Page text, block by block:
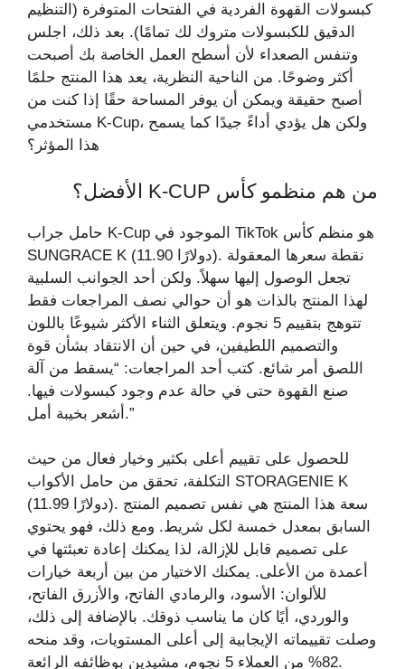
كبسولات القهوة الفردية في الفتحات المتوفرة (التنظيم
الدقيق للكبسولات متروك لك تمامًا). بعد ذلك، اجلس
وتنفس الصعداء لأن أسطح العمل الخاصة بك أصبحت
أكثر وضوحًا. من الناحية النظرية، يعد هذا المنتج حلمًا
أصبح حقيقة ويمكن أن يوفر المساحة حقًا إذا كنت من
مستخدمي K-Cup، ولكن هل يؤدي أداءً جيدًا كما يسمح
هذا المؤثر؟
من هم منظمو كأس K-CUP الأفضل؟
حامل جراب K-Cup الموجود في TikTok هو منظم كأس
SUNGRACE K (11.90 دولارًا). نقطة سعرها المعقولة
تجعل الوصول إليها سهلاً. ولكن أحد الجوانب السلبية
لهذا المنتج بالذات هو أن حوالي نصف المراجعات فقط
تتوهج بتقييم 5 نجوم. ويتعلق الثناء الأكثر شيوعًا باللون
والتصميم اللطيفين، في حين أن الانتقاد بشأن قوة
اللصق أمر شائع. كتب أحد المراجعات: “يسقط من آلة
صنع القهوة حتى في حالة عدم وجود كبسولات فيها.
أشعر بخيبة أمل.”
للحصول على تقييم أعلى بكثير وخيار فعال من حيث
التكلفة، تحقق من حامل الأكواب STORAGENIE K
(11.99 دولارًا). سعة هذا المنتج هي نفس تصميم المنتج
السابق بمعدل خمسة لكل شريط. ومع ذلك، فهو يحتوي
على تصميم قابل للإزالة، لذا يمكنك إعادة تعبئتها في
أعمدة من الأعلى. يمكنك الاختيار من بين أربعة خيارات
للألوان: الأسود، والرمادي الفاتح، والأزرق الفاتح،
والوردي، أيًا كان ما يناسب ذوقك. بالإضافة إلى ذلك،
وصلت تقييماته الإيجابية إلى أعلى المستويات، وقد منحه
82% من العملاء 5 نجوم، مشيدين بوظائفه الرائعة.